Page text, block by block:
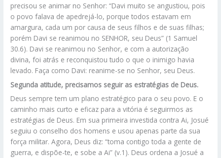
precisou se animar no Senhor: “Davi muito se angustiou, pois
o povo falava de apedrejá-lo, porque todos estavam em
amargura, cada um por causa de seus filhos e de suas filhas;
porém Davi se reanimou no SENHOR, seu Deus” (1 Samuel
30.6). Davi se reanimou no Senhor, e com a autorização
divina, foi atrás e reconquistou tudo o que o inimigo havia
levado. Faça como Davi: reanime-se no Senhor, seu Deus.
Segunda atitude, precisamos seguir as estratégias de Deus.
Deus sempre tem um plano estratégico para o seu povo. E o
caminho mais curto e eficaz para a vitória é seguirmos as
estratégias de Deus. Em sua primeira investida contra Ai, Josué
seguiu o conselho dos homens e usou apenas parte da sua
força militar. Agora, Deus diz: “toma contigo toda a gente de
guerra, e dispõe-te, e sobe a Ai” (v.1). Deus ordena a Josué a